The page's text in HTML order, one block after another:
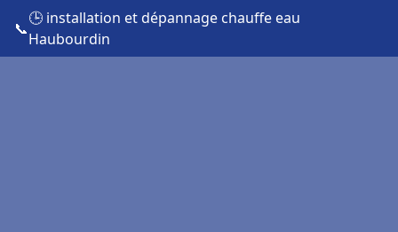
📞
🕒 installation et dépannage chauffe eau
Haubourdin